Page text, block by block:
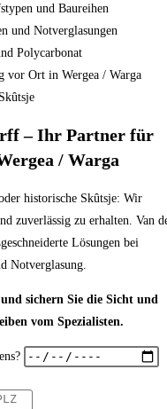
und Baureihen
und Notverglasungen
Polycarbonat
vor Ort in Wergea / Warga
– Ihr Partner für
/ Warga
historische Skûtsje: Wir
zuverlässig zu erhalten. Van
Lösungen bei
Notverglasung.
sichern Sie die Sicht und
vom Spezialisten.